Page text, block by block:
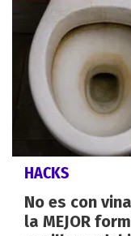
HACKS
No es con
la MEJOR